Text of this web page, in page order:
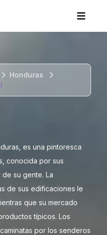
Honduras
es una pintoresca
conocida por sus
su gente. La
de sus edificaciones le
que su mercado
típicos. Los
por los senderos